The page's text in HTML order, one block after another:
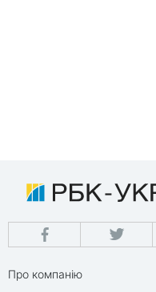
Про компанію